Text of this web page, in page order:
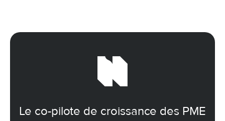
Le co-pilote de croissance des PME